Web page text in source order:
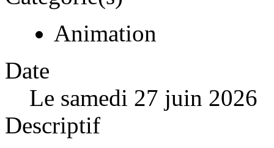
Animation
Date
Le samedi 27 juin 2026
Descriptif